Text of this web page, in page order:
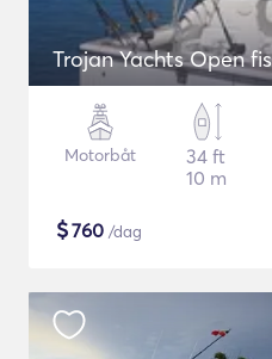
Trojan Yachts Open
Motorbåt
34 ft
10 m
$760 /dag